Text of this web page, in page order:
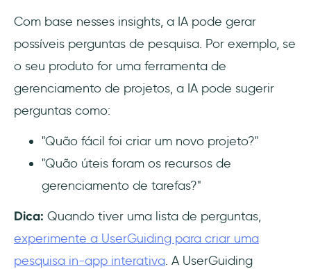
Com base nesses insights, a IA pode gerar
possíveis perguntas de pesquisa. Por exemplo, se
o seu produto for uma ferramenta de
gerenciamento de projetos, a IA pode sugerir
perguntas como:
"Quão fácil foi criar um novo projeto?"
"Quão úteis foram os recursos de
gerenciamento de tarefas?"
Dica: Quando tiver uma lista de perguntas,
experimente a UserGuiding para criar uma
pesquisa in-app interativa. A UserGuiding